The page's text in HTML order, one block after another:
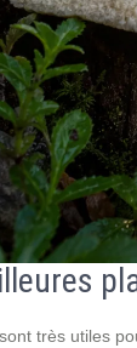
très utiles